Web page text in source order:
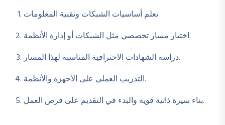
تعلم أساسيات الشبكات وتقنية المعلومات.
اختيار مسار تخصصي مثل الشبكات أو إدارة الأنظمة.
دراسة الشهادات الاحترافية المناسبة لهذا المسار.
التدريب العملي على الأجهزة والأنظمة.
بناء سيرة ذاتية قوية والبدء في التقديم على فرص العمل.